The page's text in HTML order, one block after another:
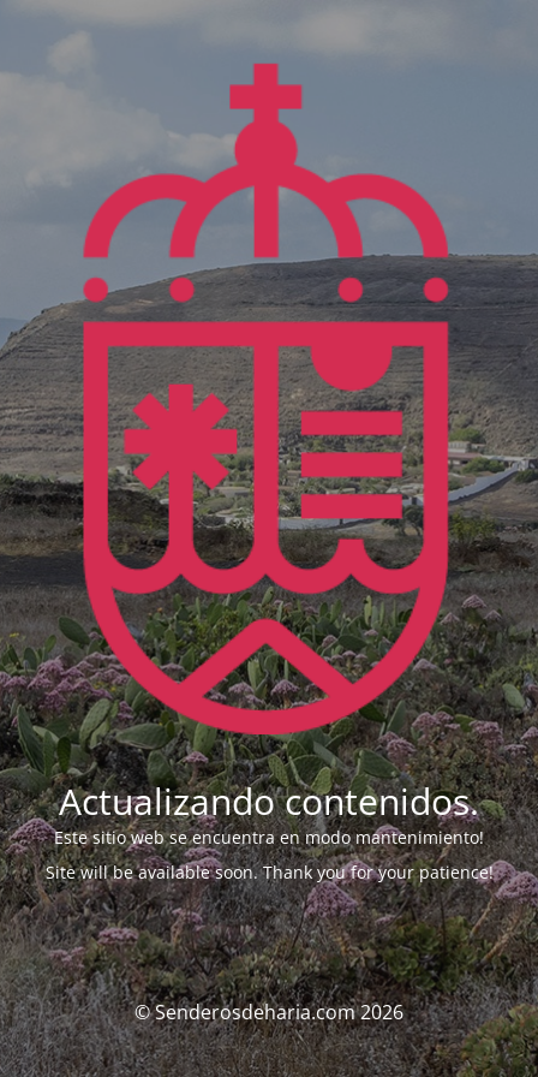
Actualizando contenidos.
Este sitio web se encuentra en modo mantenimiento!
Site will be available soon. Thank you for your patience!
© Senderosdeharia.com 2026